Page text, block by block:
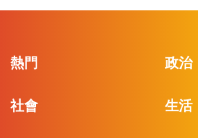
熱門 政治
社會 生活